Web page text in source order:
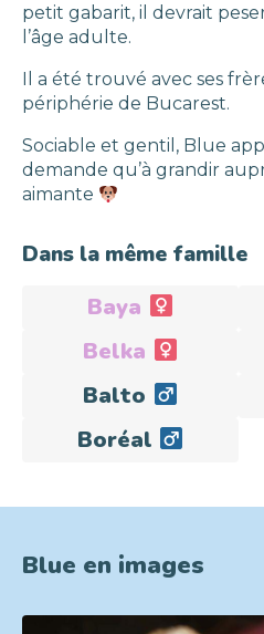
petit gabarit, il devrait
l’âge adulte.
Il a été trouvé avec ses
périphérie de Bucarest.
Sociable et gentil, Blue
demande qu’à grandir
aimante
Dans la même famille
AdoptéeBaya
AdoptéeBelka
AdoptéBalto
AdoptéBoréal
Blue en images